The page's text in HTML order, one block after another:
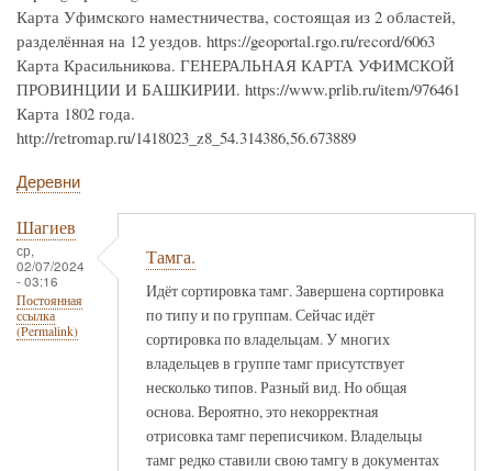
Карта Уфимского наместничества, состоящая из 2 областей,
разделённая на 12 уездов. https://geoportal.rgo.ru/record/6063
Карта Красильникова. ГЕНЕРАЛЬНАЯ КАРТА УФИМСКОЙ
ПРОВИНЦИИ И БАШКИРИИ. https://www.prlib.ru/item/976461
Карта 1802 года.
http://retromap.ru/1418023_z8_54.314386,56.673889
Деревни
Шагиев
ср,
02/07/2024
- 03:16
Постоянная
ссылка
(Permalink)
Тамга.
Идёт сортировка тамг. Завершена сортировка
по типу и по группам. Сейчас идёт
сортировка по владельцам. У многих
владельцев в группе тамг присутствует
несколько типов. Разный вид. Но общая
основа. Вероятно, это некорректная
отрисовка тамг переписчиком. Владельцы
тамг редко ставили свою тамгу в документах